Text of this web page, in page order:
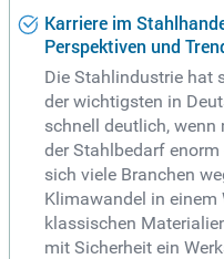
Karriere im
Perspektiven und
Die Stahlindustrie hat
der wichtigsten in
schnell deutlich, wenn
der Stahlbedarf
sich viele Branchen
Klimawandel in einem
klassischen
mit Sicherheit ein